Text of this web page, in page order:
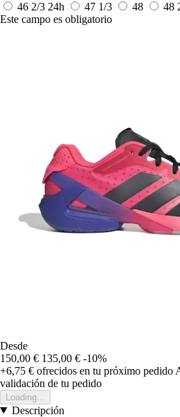
46 2/3 24h 47 1/3 48
48
Este campo es obligatorio
Desde
150,00 € 135,00 € -10%
+6,75 € ofrecidos en tu próximo pedido
validación de tu pedido
Loading...
Descripción